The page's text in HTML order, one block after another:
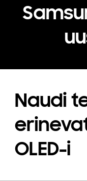
Naudi
OLED-i